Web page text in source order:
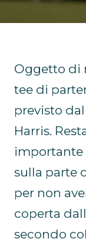
Oggetto di
tee di
previsto
Harris.
importante
sulla parte
per non
coperta
secondo